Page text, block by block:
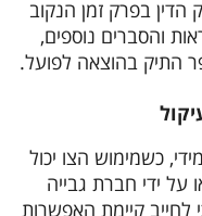
בפרק זמן הנקוב
והסברים נוספים,
התיק בהוצאה לפועל.
כשמימוש הצו יכול
על ידי חברת גבייה
לחייב קיימת האפשרות